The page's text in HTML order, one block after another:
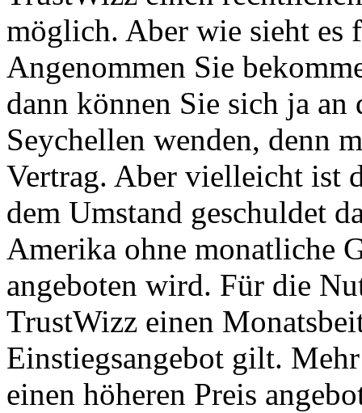
möglich. Aber wie sieht es
Angenommen Sie
dann können Sie sich ja
Seychellen wenden, denn
Vertrag. Aber vielleicht ist
dem Umstand geschuldet
Amerika ohne monatliche
angeboten wird. Für die
TrustWizz einen
Einstiegsangebot gilt.
einen höheren Preis